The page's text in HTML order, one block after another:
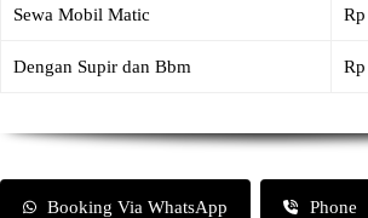
Sewa Mobil Matic
Dengan Supir dan Bbm
Booking Via WhatsApp Phone